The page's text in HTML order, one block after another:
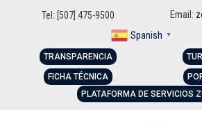
Tel: [507] 475-9500 Email:
Spanish ▼
TRANSPARENCIA
FICHA TÉCNICA
PLATAFORMA DE SERVICIOS